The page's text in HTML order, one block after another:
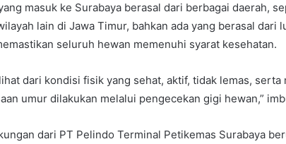
masuk ke Surabaya berasal dari berbagai daerah,
lain di Jawa Timur, bahkan ada yang berasal dari
seluruh hewan memenuhi syarat kesehatan.
dari kondisi fisik yang sehat, aktif, tidak lemas, serta
umur dilakukan melalui pengecekan gigi hewan,”
dari PT Pelindo Terminal Petikemas Surabaya